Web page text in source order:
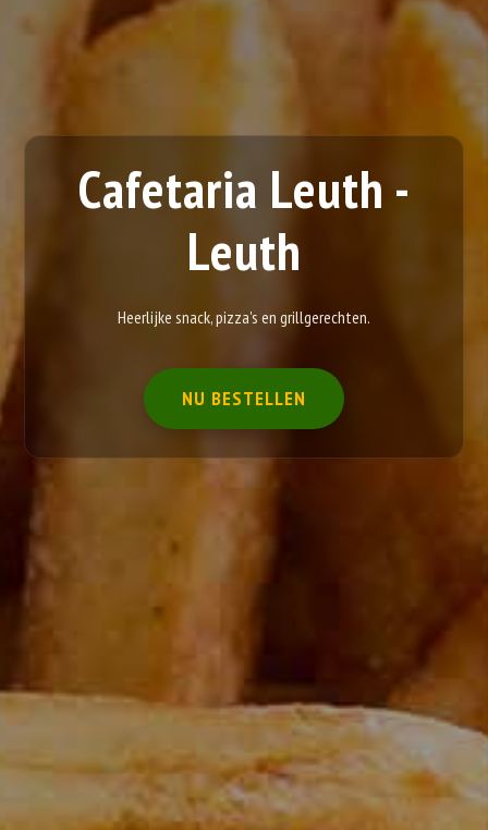
Cafetaria Leuth -
Leuth
Heerlijke snack, pizza's en grillgerechten.
NU BESTELLEN